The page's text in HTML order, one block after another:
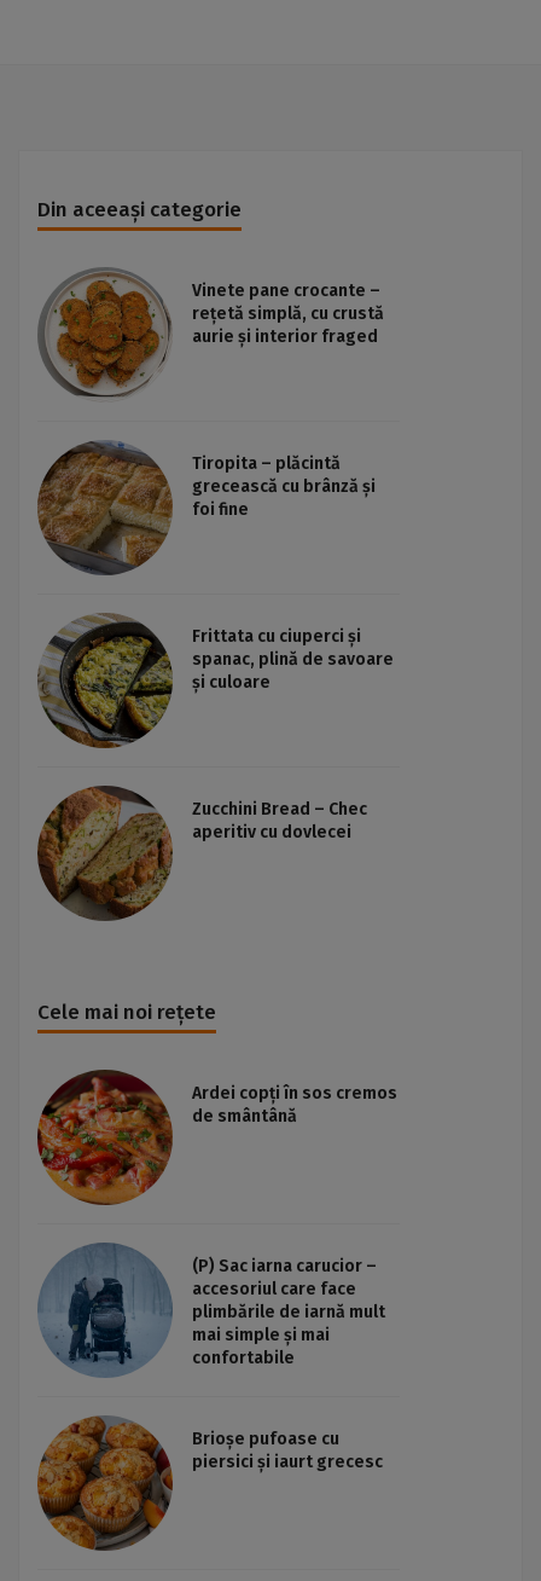
Din aceeași categorie
Vinete pane crocante –
rețetă simplă, cu crustă
aurie și interior fraged
Tiropita – plăcintă
grecească cu brânză și
foi fine
Frittata cu ciuperci și
spanac, plină de savoare
și culoare
Zucchini Bread – Chec
aperitiv cu dovlecei
Cele mai noi rețete
Ardei copți în sos cremos
de smântână
(P) Sac iarna carucior –
accesoriul care face
plimbările de iarnă mult
mai simple și mai
confortabile
Brioșe pufoase cu
piersici și iaurt grecesc